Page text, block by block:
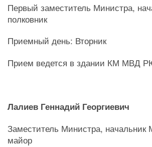
Первый заместитель Министра,
полковник
Приемный день: Вторник
Прием ведется в здании КМ МВД
Лалиев Геннадий Георгиевич
Заместитель Министра, начальник
майор